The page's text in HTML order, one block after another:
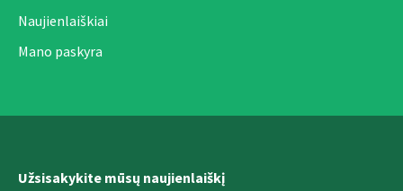
Naujienlaiškiai
Mano paskyra
Užsisakykite mūsų naujienlaiškį